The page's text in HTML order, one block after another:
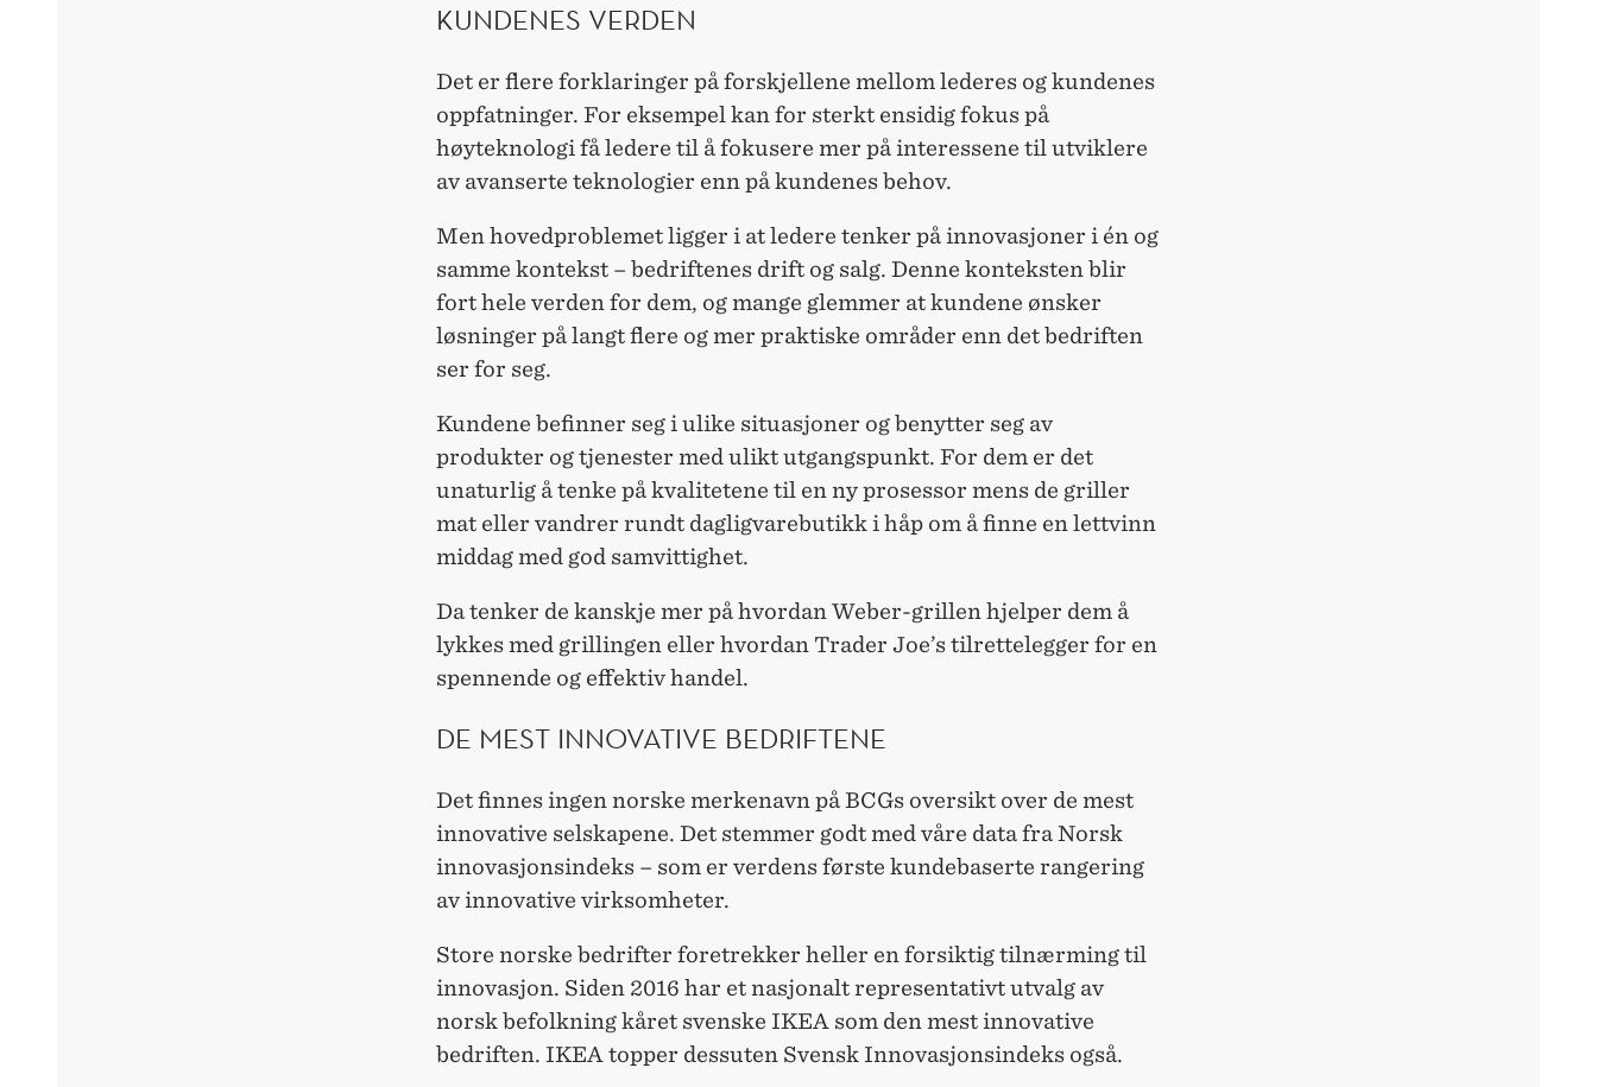
KUNDENES VERDEN
Det er flere forklaringer på forskjellene mellom lederes og kundenes
oppfatninger. For eksempel kan for sterkt ensidig fokus på
høyteknologi få ledere til å fokusere mer på interessene til utviklere
av avanserte teknologier enn på kundenes behov.
Men hovedproblemet ligger i at ledere tenker på innovasjoner i én og
samme kontekst – bedriftenes drift og salg. Denne konteksten blir
fort hele verden for dem, og mange glemmer at kundene ønsker
løsninger på langt flere og mer praktiske områder enn det bedriften
ser for seg.
Kundene befinner seg i ulike situasjoner og benytter seg av
produkter og tjenester med ulikt utgangspunkt. For dem er det
unaturlig å tenke på kvalitetene til en ny prosessor mens de griller
mat eller vandrer rundt dagligvarebutikk i håp om å finne en lettvinn
middag med god samvittighet.
Da tenker de kanskje mer på hvordan Weber-grillen hjelper dem å
lykkes med grillingen eller hvordan Trader Joe’s tilrettelegger for en
spennende og effektiv handel.
DE MEST INNOVATIVE BEDRIFTENE
Det finnes ingen norske merkenavn på BCGs oversikt over de mest
innovative selskapene. Det stemmer godt med våre data fra Norsk
innovasjonsindeks – som er verdens første kundebaserte rangering
av innovative virksomheter.
Store norske bedrifter foretrekker heller en forsiktig tilnærming til
innovasjon. Siden 2016 har et nasjonalt representativt utvalg av
norsk befolkning kåret svenske IKEA som den mest innovative
bedriften. IKEA topper dessuten Svensk Innovasjonsindeks også.